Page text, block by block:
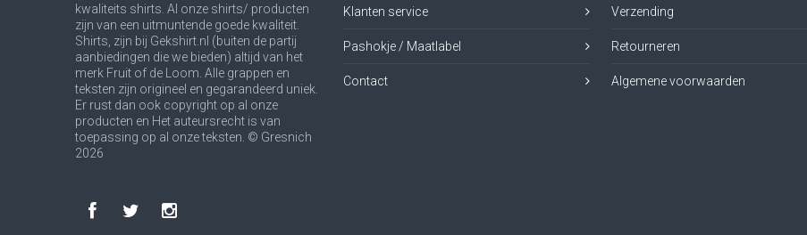
kwaliteits shirts. Al onze shirts/ producten
zijn van een uitmuntende goede kwaliteit.
Shirts, zijn bij Gekshirt.nl (buiten de partij
aanbiedingen die we bieden) altijd van het
merk Fruit of de Loom. Alle grappen en
teksten zijn origineel en gegarandeerd uniek.
Er rust dan ook copyright op al onze
producten en Het auteursrecht is van
toepassing op al onze teksten. © Gresnich
2026
Klanten service
Pashokje / Maatlabel
Contact
Verzending
Retourneren
Algemene voorwaarden